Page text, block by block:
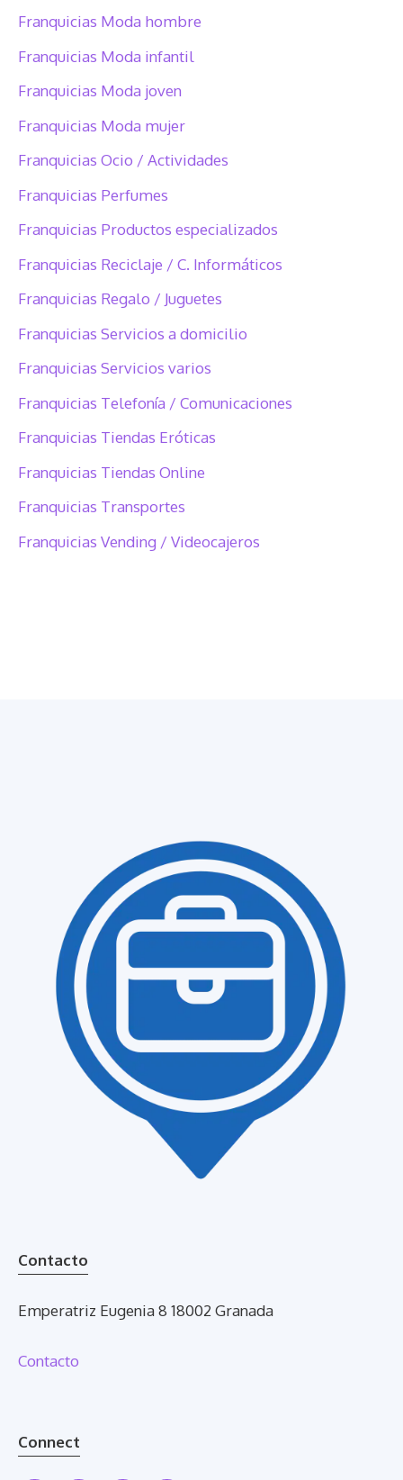
Franquicias Moda hombre
Franquicias Moda infantil
Franquicias Moda joven
Franquicias Moda mujer
Franquicias Ocio / Actividades
Franquicias Perfumes
Franquicias Productos especializados
Franquicias Reciclaje / C. Informáticos
Franquicias Regalo / Juguetes
Franquicias Servicios a domicilio
Franquicias Servicios varios
Franquicias Telefonía / Comunicaciones
Franquicias Tiendas Eróticas
Franquicias Tiendas Online
Franquicias Transportes
Franquicias Vending / Videocajeros
Contacto
Emperatriz Eugenia 8 18002 Granada
Contacto
Connect